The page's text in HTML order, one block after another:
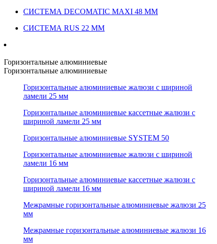
СИСТЕМА DECOMATIC MAXI 48 ММ
СИСТЕМА RUS 22 ММ
Горизонтальные алюминиевые
Горизонтальные алюминиевые
Горизонтальные алюминиевые жалюзи с шириной
ламели 25 мм
Горизонтальные алюминиевые кассетные жалюзи с
шириной ламели 25 мм
Горизонтальные алюминиевые SYSTEM 50
Горизонтальные алюминиевые жалюзи с шириной
ламели 16 мм
Горизонтальные алюминиевые кассетные жалюзи с
шириной ламели 16 мм
Межрамные горизонтальные алюминиевые жалюзи 25
мм
Межрамные горизонтальные алюминиевые жалюзи 16
мм